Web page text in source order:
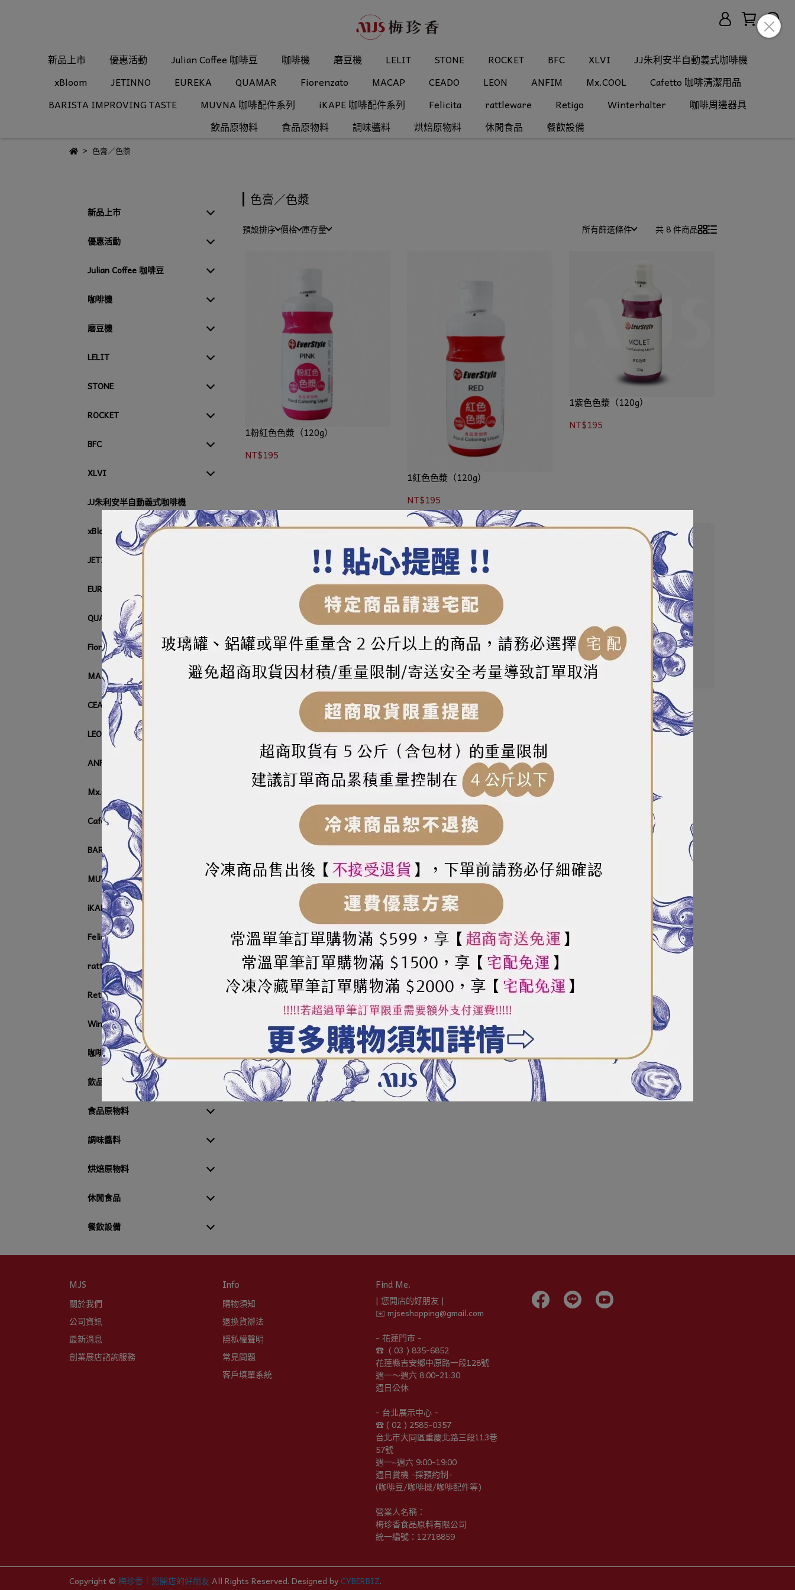
新品上市 優惠活動 Julian Coffee 咖啡豆 咖啡機 磨豆機 LELIT STONE ROCKET BFC XLVI
JJ朱利安半自動義式咖啡機
xBloom
JETINNO EUREKA QUAMAR Fiorenzato MACAP CEADO LEON ANFIM Mx.COOL
Cafetto 咖啡清潔用品
BARISTA IMPROVING TASTE
MUVNA 咖啡配件系列 iKAPE 咖啡配件系列 Felicita rattleware Retigo Winterhalter
咖啡周邊器具
飲品原物料
食品原物料 調味醬料 烘焙原物料 休閒食品 餐飲設備
色膏／色漿
新品上市
優惠活動
Julian Coffee 咖啡豆
咖啡機
磨豆機
LELIT
STONE
ROCKET
BFC
XLVI
JJ朱利安半自動義式咖啡機
xBloom
JETINNO
EUREKA
QUAMAR
Fiorenzato
MACAP
CEADO
LEON
ANFIM
Mx.COOL
Cafetto 咖啡清潔用品
BARISTA IMPROVING TASTE
MUVNA 咖啡配件系列
iKAPE 咖啡配件系列
Felicita
rattleware
Retigo
Winterhalter
咖啡周邊器具
飲品原物料
食品原物料
調味醬料
烘焙原物料
休閒食品
餐飲設備
色膏／色漿
預設排序 價格 庫存量 所有篩選條件 共 8 件商品
1粉紅色色漿（120g）
NT$195
1紅色色漿（120g）
NT$195
1紫色色漿（120g）
NT$195
1黃色色漿（120g）
NT$195
2粉紅色色膏（35g）
NT$85
2綠色色膏（35g）
NT$85
2藍色色膏（35g）
NT$85
MJS
關於我們
公司資訊
最新消息
創業展店諮詢服務
Info
購物須知
退換貨辦法
隱私權聲明
常見問題
客戶填單系統
Find Me.
| 您開店的好朋友 |
✉️ mjseshopping@gmail.com
- 花蓮門市 -
☎︎  ( 03 ) 835-6852
花蓮縣吉安鄉中原路一段128號
週一～週六 8:00-21:30
週日公休
- 台北展示中心 -
☎︎ ( 02 ) 2585-0357
台北市大同區重慶北路三段113巷
57號
週一~週六 9:00-19:00
週日賞機 -採預約制-
(咖啡豆/咖啡機/咖啡配件等)
營業人名稱：
梅珍香食品原料有限公司
統一編號：12718859
Copyright © 梅珍香｜您開店的好朋友 All Rights Reserved. Designed by CYBERBIZ.